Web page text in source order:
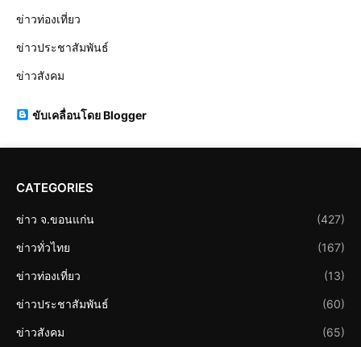
ข่าวท่องเที่ยว
ข่าวประชาสัมพันธ์
ข่าวสังคม
ขับเคลื่อนโดย Blogger
CATEGORIES
ข่าว จ.ขอนแก่น (427)
ข่าวทั่วไทย (167)
ข่าวท่องเที่ยว (13)
ข่าวประชาสัมพันธ์ (60)
ข่าวสังคม (65)